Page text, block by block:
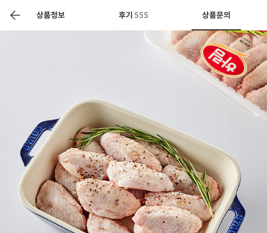
상품정보 후기 555 상품문의
농축산물할인 찬들마루 주문/배송 고객센터